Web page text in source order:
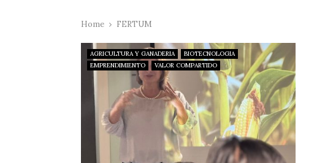
Home FERTUM
AGRICULTURA Y GANADERIA
BIOTECNOLOGIA
EMPRENDIMIENTO
VALOR COMPARTIDO